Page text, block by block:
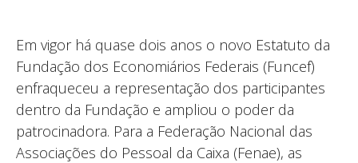
Em vigor há quase dois anos o novo Estatuto da
Fundação dos Economiários Federais (Funcef)
enfraqueceu a representação dos participantes
dentro da Fundação e ampliou o poder da
patrocinadora. Para a Federação Nacional das
Associações do Pessoal da Caixa (Fenae), as